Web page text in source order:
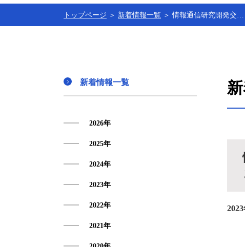
トップページ ＞ 新着情報一覧 ＞ 情報通信研究開発交…
新着情報一覧
2026年
2025年
2024年
2023年
2022年
2021年